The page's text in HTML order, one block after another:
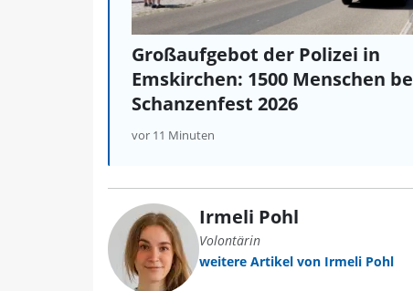
Großaufgebot der Polizei in
Emskirchen: 1500 Menschen
Schanzenfest 2026
vor 11 Minuten
Irmeli Pohl
Volontärin
weitere Artikel von Irmeli Pohl